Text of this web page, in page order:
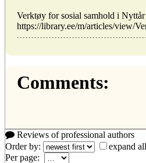
Verktøy for sosial samhold i
https://library.ee/m/articles/view/
Comments:
Reviews of professional authors
Order by:
expand all
Per page: